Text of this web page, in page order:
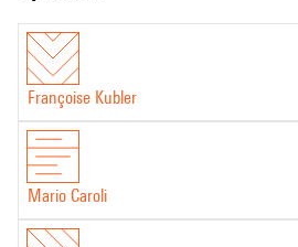
Françoise Kubler
Mario Caroli